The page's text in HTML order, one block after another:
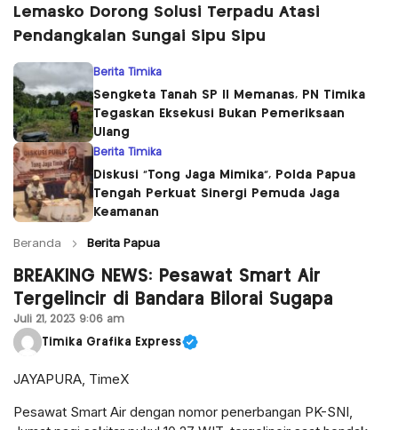
Lemasko Dorong Solusi Terpadu Atasi
Pendangkalan Sungai Sipu Sipu
Berita Timika
Sengketa Tanah SP II Memanas, PN Timika
Tegaskan Eksekusi Bukan Pemeriksaan
Ulang
Berita Timika
Diskusi “Tong Jaga Mimika”, Polda Papua
Tengah Perkuat Sinergi Pemuda Jaga
Keamanan
Beranda Berita Papua
BREAKING NEWS: Pesawat Smart Air
Tergelincir di Bandara Bilorai Sugapa
Juli 21, 2023 9:06 am
Timika Grafika Express
JAYAPURA, TimeX
Pesawat Smart Air dengan nomor penerbangan PK-SNI,